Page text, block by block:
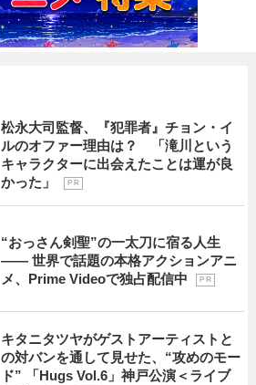
松永大司監督、『犯罪者』チョン・イ
ルのオファー理由は？ 「滝川という
キャラクターに出会えたことは運が良
かった」
P R
“おっさん剣聖”の一太刀に宿る人生
―― 世界で話題の本格アクションアニ
メ、Prime Videoで独占配信中
P R
キタニタツヤがゲストアーティストと
の対バンを通して見せた、“攻めのモー
ド” 「Hugs Vol.6」神戸公演＜ライブ